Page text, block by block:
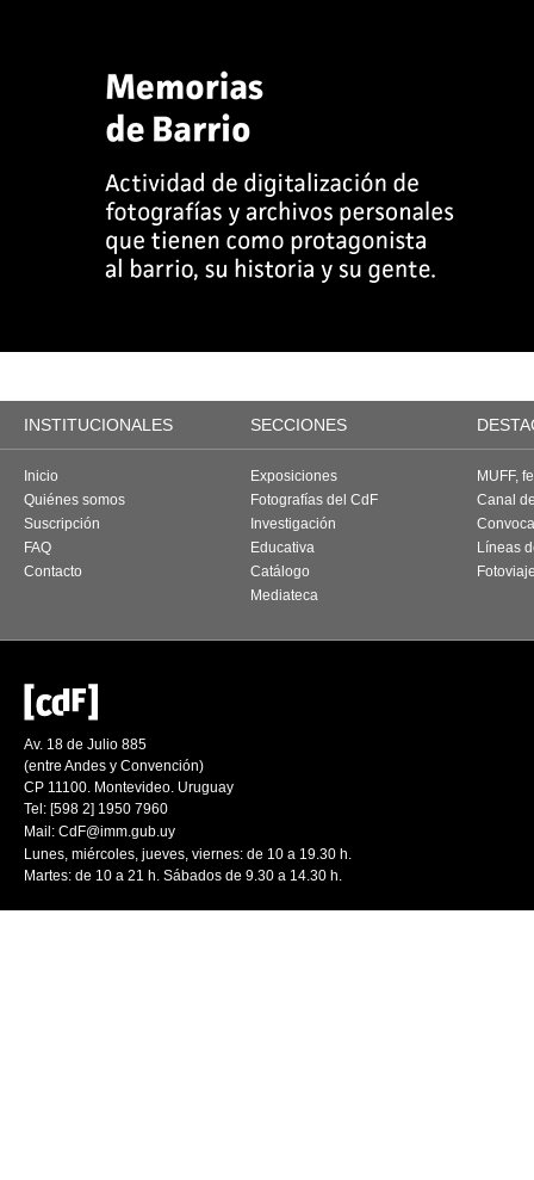
INSTITUCIONALES SECCIONES
Inicio
Quiénes somos
Suscripción
FAQ
Contacto
Exposiciones
Fotografías del CdF
Investigación
Educativa
Catálogo
Mediateca
MUFF,
Canal
Líneas
Av. 18 de Julio 885
(entre Andes y Convención)
CP 11100. Montevideo. Uruguay
Tel: [598 2] 1950 7960
Mail: CdF@imm.gub.uy
Lunes, miércoles, jueves, viernes: de 10 a 19.30 h.
Martes: de 10 a 21 h. Sábados de 9.30 a 14.30 h.